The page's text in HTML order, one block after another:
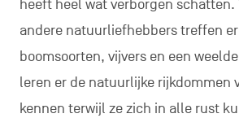
heeft heel wat verborgen schatten.
andere natuurliefhebbers treffen
boomsoorten, vijvers en een
leren er de natuurlijke rijkdommen
kennen terwijl ze zich in alle rust